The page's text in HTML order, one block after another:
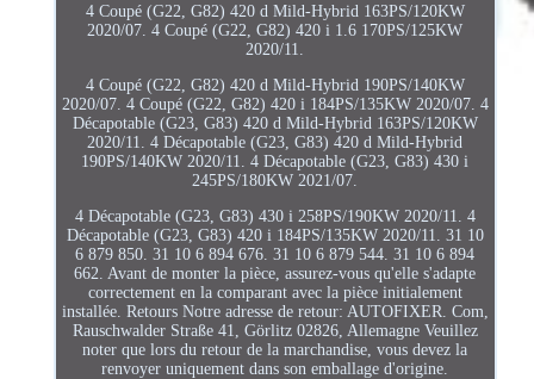
4 Coupé (G22, G82) 420 d Mild-Hybrid 163PS/120KW
2020/07. 4 Coupé (G22, G82) 420 i 1.6 170PS/125KW
2020/11.
4 Coupé (G22, G82) 420 d Mild-Hybrid 190PS/140KW
2020/07. 4 Coupé (G22, G82) 420 i 184PS/135KW 2020/07. 4
Décapotable (G23, G83) 420 d Mild-Hybrid 163PS/120KW
2020/11. 4 Décapotable (G23, G83) 420 d Mild-Hybrid
190PS/140KW 2020/11. 4 Décapotable (G23, G83) 430 i
245PS/180KW 2021/07.
4 Décapotable (G23, G83) 430 i 258PS/190KW 2020/11. 4
Décapotable (G23, G83) 420 i 184PS/135KW 2020/11. 31 10
6 879 850. 31 10 6 894 676. 31 10 6 879 544. 31 10 6 894
662. Avant de monter la pièce, assurez-vous qu'elle s'adapte
correctement en la comparant avec la pièce initialement
installée. Retours Notre adresse de retour: AUTOFIXER. Com,
Rauschwalder Straße 41, Görlitz 02826, Allemagne Veuillez
noter que lors du retour de la marchandise, vous devez la
renvoyer uniquement dans son emballage d'origine.